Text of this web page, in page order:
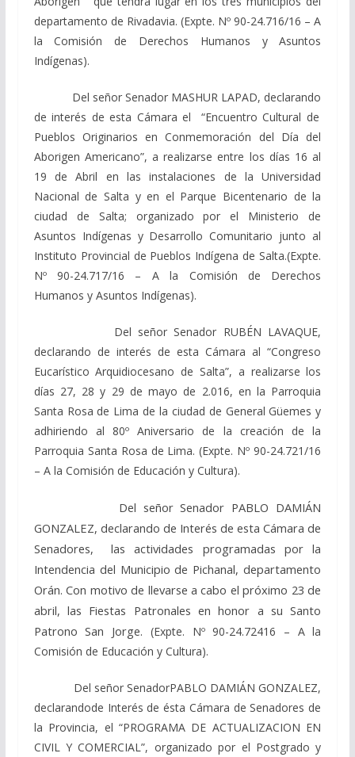
departamento de Rivadavia. (Expte. Nº 90-24.716/16 – A
la Comisión de Derechos Humanos y Asuntos
Indígenas).
Del señor Senador MASHUR LAPAD, declarando
de interés de esta Cámara el “Encuentro Cultural de
Pueblos Originarios en Conmemoración del Día del
Aborigen Americano”, a realizarse entre los días 16 al
19 de Abril en las instalaciones de la Universidad
Nacional de Salta y en el Parque Bicentenario de la
ciudad de Salta; organizado por el Ministerio de
Asuntos Indígenas y Desarrollo Comunitario junto al
Instituto Provincial de Pueblos Indígena de Salta.(Expte.
Nº 90-24.717/16 – A la Comisión de Derechos
Humanos y Asuntos Indígenas).
Del señor Senador RUBÉN LAVAQUE,
declarando de interés de esta Cámara al “Congreso
Eucarístico Arquidiocesano de Salta”, a realizarse los
días 27, 28 y 29 de mayo de 2.016, en la Parroquia
Santa Rosa de Lima de la ciudad de General Güemes y
adhiriendo al 80º Aniversario de la creación de la
Parroquia Santa Rosa de Lima.(Expte. Nº 90-24.721/16
– A la Comisión de Educación y Cultura).
Del señor Senador PABLO DAMIÁN
GONZALEZ, declarando de Interés de esta Cámara de
Senadores, las actividades programadas por la
Intendencia del Municipio de Pichanal, departamento
Orán. Con motivo de llevarse a cabo el próximo 23 de
abril, las Fiestas Patronales en honor a su Santo
Patrono San Jorge. (Expte. Nº 90-24.72416 – A la
Comisión de Educación y Cultura).
Del señor SenadorPABLO DAMIÁN GONZALEZ,
declarandode Interés de ésta Cámara de Senadores de
la Provincia, el “PROGRAMA DE ACTUALIZACION EN
CIVIL Y COMERCIAL”, organizado por el Postgrado y